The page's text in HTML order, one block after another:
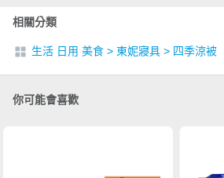
相關分類
生活 日用 美食 > 東妮寢具 > 四季涼被
你可能會喜歡